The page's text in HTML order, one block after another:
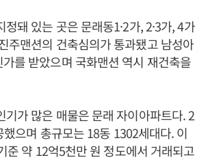
돼 있는 곳은 문래동1·2가, 2·3가, 4가
주맨션의 건축심의가 통과됐고 남성아
를 받았으며 국화맨션 역시 재건축을
기가 많은 매물은 문래 자이아파트다. 2
으며 총규모는 18동 1302세대다. 이
준 약 12억5천만 원 정도에서 거래되고